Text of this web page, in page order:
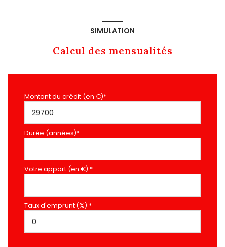
SIMULATION
Calcul des mensualités
Montant du crédit (en €)*
Durée (années)*
Votre apport (en €) *
Taux d'emprunt (%) *